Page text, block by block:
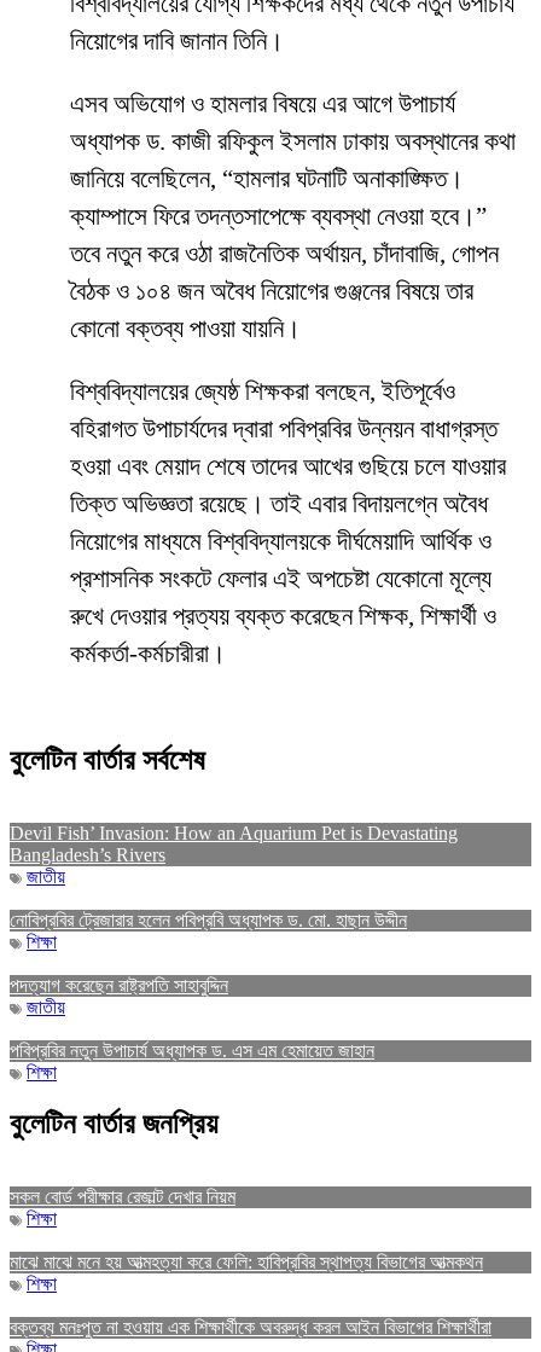
নিয়োগের দাবি জানান তিনি।
​এসব অভিযোগ ও হামলার বিষয়ে এর আগে উপাচার্য
অধ্যাপক ড. কাজী রফিকুল ইসলাম ঢাকায় অবস্থানের কথা
জানিয়ে বলেছিলেন, “হামলার ঘটনাটি অনাকাঙ্ক্ষিত।
ক্যাম্পাসে ফিরে তদন্তসাপেক্ষে ব্যবস্থা নেওয়া হবে।”
তবে নতুন করে ওঠা রাজনৈতিক অর্থায়ন, চাঁদাবাজি, গোপন
বৈঠক ও ১০৪ জন অবৈধ নিয়োগের গুঞ্জনের বিষয়ে তার
কোনো বক্তব্য পাওয়া যায়নি।
​বিশ্ববিদ্যালয়ের জ্যেষ্ঠ শিক্ষকরা বলছেন, ইতিপূর্বেও
বহিরাগত উপাচার্যদের দ্বারা পবিপ্রবির উন্নয়ন বাধাগ্রস্ত
হওয়া এবং মেয়াদ শেষে তাদের আখের গুছিয়ে চলে যাওয়ার
তিক্ত অভিজ্ঞতা রয়েছে। তাই এবার বিদায়লগ্নে অবৈধ
নিয়োগের মাধ্যমে বিশ্ববিদ্যালয়কে দীর্ঘমেয়াদি আর্থিক ও
প্রশাসনিক সংকটে ফেলার এই অপচেষ্টা যেকোনো মূল্যে
রুখে দেওয়ার প্রত্যয় ব্যক্ত করেছেন শিক্ষক, শিক্ষার্থী ও
কর্মকর্তা-কর্মচারীরা।
বুলেটিন বার্তার সর্বশেষ
Devil Fish’ Invasion: How an Aquarium Pet is Devastating
Bangladesh’s Rivers
জাতীয়
নোবিপ্রবির ট্রেজারার হলেন পবিপ্রবি অধ্যাপক ড. মো. হাছান উদ্দীন
শিক্ষা
পদত্যাগ করেছেন রাষ্ট্রপতি সাহাবুদ্দিন
জাতীয়
পবিপ্রবির নতুন উপাচার্য অধ্যাপক ড. এস এম হেমায়েত জাহান
শিক্ষা
বুলেটিন বার্তার জনপ্রিয়
সকল বোর্ড পরীক্ষার রেজাল্ট দেখার নিয়ম
শিক্ষা
মাঝে মাঝে মনে হয় আত্মহত্যা করে ফেলি: হাবিপ্রবির স্থাপত্য বিভাগের আত্মকথন
শিক্ষা
বক্তব্য মনঃপুত না হওয়ায় এক শিক্ষার্থীকে অবরুদ্ধ করল আইন বিভাগের শিক্ষার্থীরা